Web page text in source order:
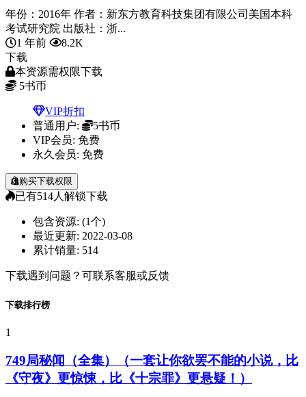
年份：2016年 作者：新东方教育科技集团有限公司美国本科
考试研究院 出版社：浙...
1 年前
8.2K
下载
本资源需权限下载
5书币
VIP折扣
普通用户:
5书币
VIP会员: 免费
永久会员: 免费
购买下载权限
已有514人解锁下载
包含资源: (1个)
最近更新: 2022-03-08
累计销量: 514
下载遇到问题？可联系客服或反馈
下载排行榜
1
749局秘闻（全集）（一套让你欲罢不能的小说，比
《守夜》更惊悚，比《十宗罪》更悬疑！）